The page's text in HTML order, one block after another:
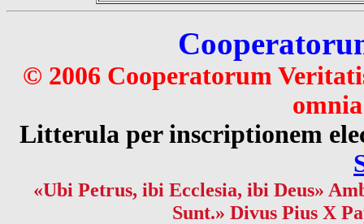
© 2006 Cooperatorum
Litterula per inscriptionem
«Ubi Petrus, ibi Ecclesia, ibi Deus»
Sunt.» Divus Pius X